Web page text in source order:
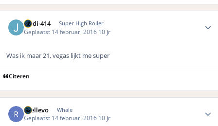
jordi-414 Super High Roller
Geplaatst 14 februari 2016 10 jr
Was ik maar 21, vegas lijkt me super
Citeren
rhellevo Whale
Geplaatst 14 februari 2016 10 jr